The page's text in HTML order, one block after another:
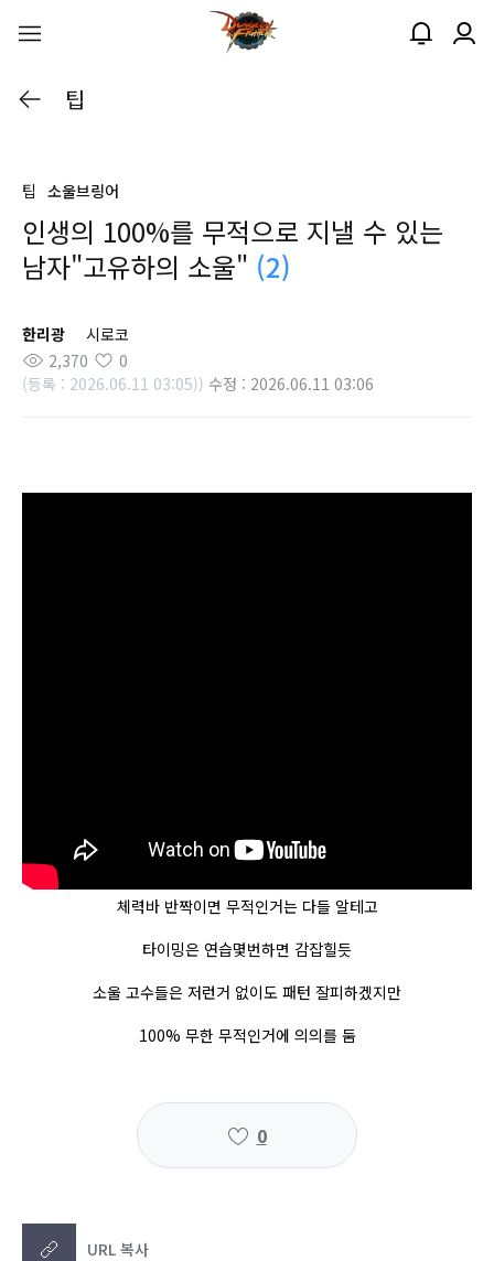
팁
팁 소울브링어
인생의 100%를 무적으로 지낼 수 있는
남자"고유하의 소울" (2)
한리광
시로코
2,370
0
(등록 : 2026.06.11 03:05)) 수정 : 2026.06.11 03:06
체력바 반짝이면 무적인거는 다들 알테고
타이밍은 연습몇번하면 감잡힐듯
소울 고수들은 저런거 없이도 패턴 잘피하겠지만
100% 무한 무적인거에 의의를 둠
0
URL 복사